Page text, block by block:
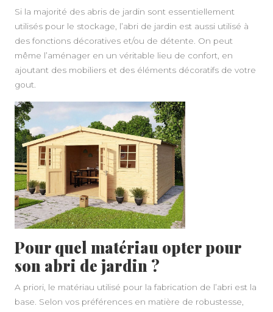
Si la majorité des abris de jardin sont essentiellement
utilisés pour le stockage, l’abri de jardin est aussi utilisé à
des fonctions décoratives et/ou de détente. On peut
même l’aménager en un véritable lieu de confort, en
ajoutant des mobiliers et des éléments décoratifs de votre
gout.
Pour quel matériau opter pour
son abri de jardin ?
A priori, le matériau utilisé pour la fabrication de l’abri est la
base. Selon vos préférences en matière de robustesse,